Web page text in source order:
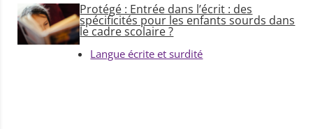
Protégé : Entrée dans l’écrit : des
spécificités pour les enfants sourds dans
le cadre scolaire ?
Langue écrite et surdité